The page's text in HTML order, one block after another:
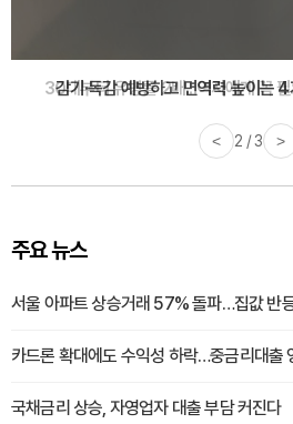
감기·독감 예방하고 면역력 높이는
< 3 / 3 >
주요 뉴스
서울 아파트 상승거래 57% 돌파…집값 반
카드론 확대에도 수익성 하락…중금리대출
국채금리 상승, 자영업자 대출 부담 커진다